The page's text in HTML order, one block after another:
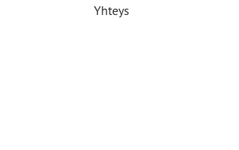
Yhteys